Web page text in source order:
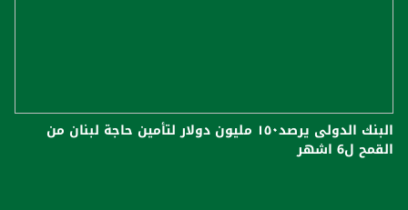
البنك الدولى يرصد١٥٠ مليون دولار لتأمين حاجة لبنان من
القمح ل6 اشهر